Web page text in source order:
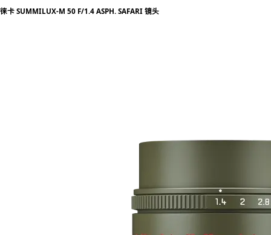
徕卡 SUMMILUX-M 50 F/1.4 ASPH. SAFARI 镜头